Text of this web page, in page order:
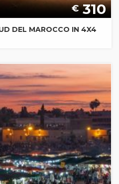
€ 310
DEL MAROCCO IN 4X4